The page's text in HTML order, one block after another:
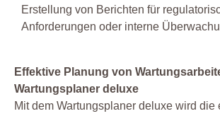
Erstellung von Berichten für
Anforderungen oder interne
Effektive Planung von
Wartungsplaner deluxe
Mit dem Wartungsplaner deluxe wird die